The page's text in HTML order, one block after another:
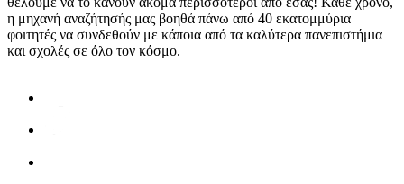
η μηχανή αναζήτησής μας βοηθά πάνω από 40 εκατομμύρια
φοιτητές να συνδεθούν με κάποια από τα καλύτερα πανεπιστήμια
και σχολές σε όλο τον κόσμο.